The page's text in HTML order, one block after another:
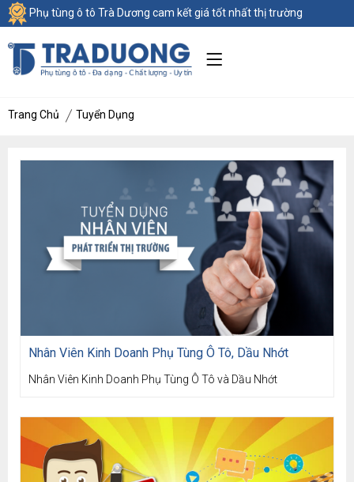
Phụ tùng ô tô Trà Dương cam kết giá tốt nhất thị trường
Trang Chủ Tuyển Dụng
Nhân Viên Kinh Doanh Phụ Tùng Ô Tô, Dầu Nhớt
Nhân Viên Kinh Doanh Phụ Tùng Ô Tô và Dầu Nhớt